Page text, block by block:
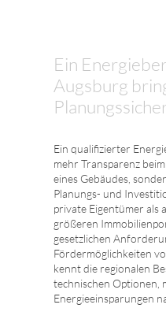
Ein
Augsburg
Ein qualifizierter
mehr Transparenz
eines Gebäudes,
Planungs- und
private Eigentümer als
größeren
gesetzlichen
Fördermöglichkeiten
kennt die regionalen
technischen Optionen,
Energieeinsparungen